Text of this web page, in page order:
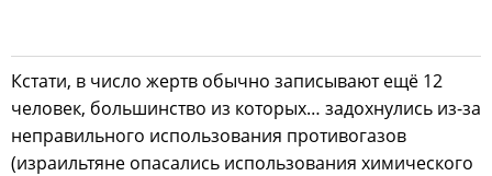
Кстати, в число жертв обычно записывают ещё 12
человек, большинство из которых… задохнулись из-за
неправильного использования противогазов
(израильтяне опасались использования химического